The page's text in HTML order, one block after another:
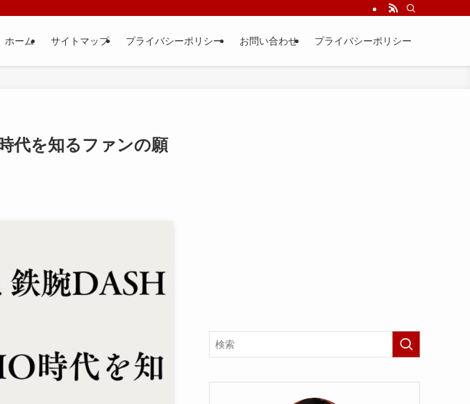
ホーム サイトマップ プライバシーポリシー お問い合わせ プライバシーポリシー
代を知るファンの願